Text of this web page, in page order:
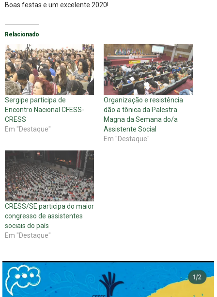
Boas festas e um excelente 2020!
Relacionado
Sergipe participa de
Encontro Nacional CFESS-
CRESS
Em "Destaque"
Organização e resistência
dão a tônica da Palestra
Magna da Semana do/a
Assistente Social
Em "Destaque"
CRESS/SE participa do maior
congresso de assistentes
sociais do país
Em "Destaque"